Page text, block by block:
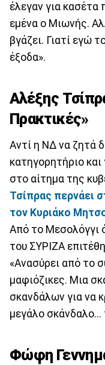
έλεγαν για κασέτα
εμένα ο Μιωνής.
βγάζει. Γιατί εγώ
έξοδα».
Αλέξης
Πρακτικές»
Αντί η ΝΔ να ζητά
κατηγορητήριο και
στο αίτημα της
Τσίπρας περνάει
τον Κυριάκο
Από το Μεσολόγγι
του ΣΥΡΙΖΑ
«Ανασύρει από το
μαφιόζικες. Μια
σκανδάλων για να
μεγάλο σκάνδαλο...
Φώφη